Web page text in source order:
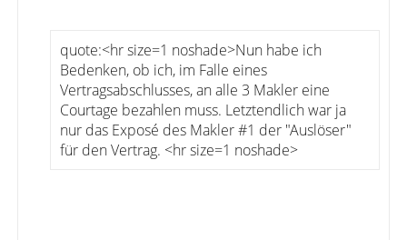
quote:<hr size=1 noshade>Nun habe ich
Bedenken, ob ich, im Falle eines
Vertragsabschlusses, an alle 3 Makler eine
Courtage bezahlen muss. Letztendlich war ja
nur das Exposé des Makler #1 der "Auslöser"
für den Vertrag. <hr size=1 noshade>